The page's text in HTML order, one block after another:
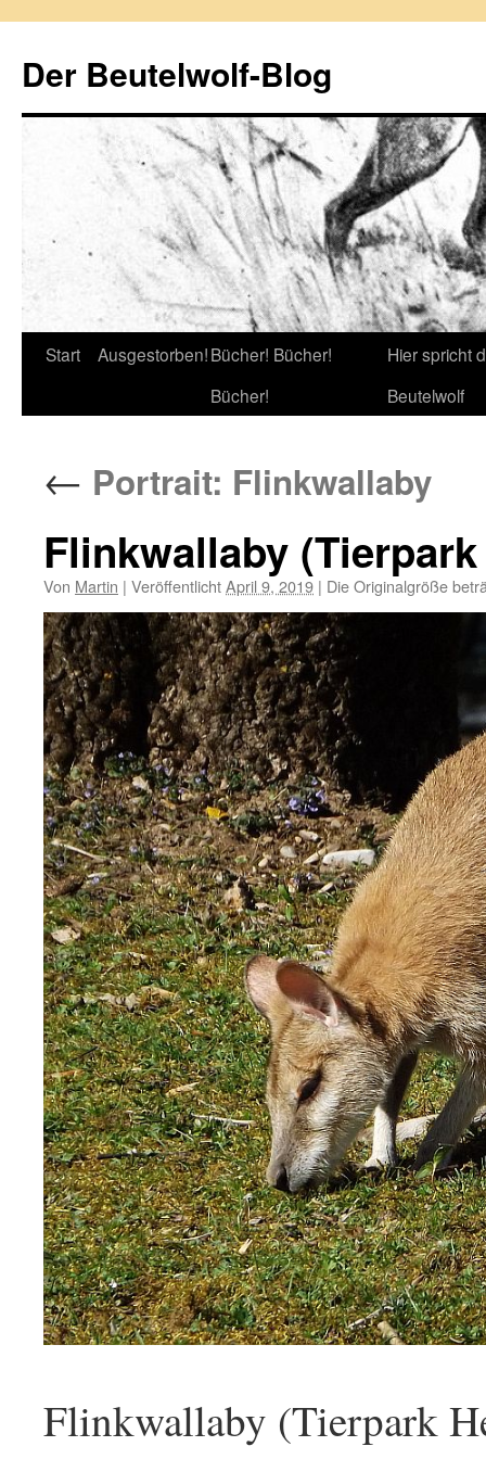
springen
Der Beutelwolf-Blog
Start Ausgestorben!Bücher! Bücher!
Bücher!
Hier spricht
Beutelwolf
← Portrait: Flinkwallaby
Flinkwallaby
Von Martin | VeröffentlichtApril 9, 2019 | Die Originalgröße
Flinkwallaby (Tierpark